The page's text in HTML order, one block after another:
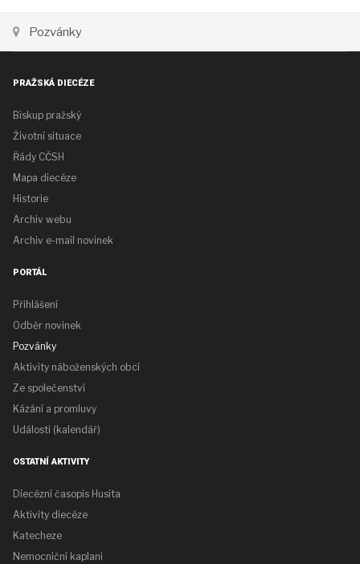
Pozvánky
PRAŽSKÁ DIECÉZE
Biskup pražský
Životní situace
Řády CČSH
Mapa diecéze
Historie
Archiv webu
Archiv e-mail novinek
PORTÁL
Přihlášení
Odběr novinek
Pozvánky
Aktivity náboženských obcí
Ze společenství
Kázání a promluvy
Události (kalendář)
OSTATNÍ AKTIVITY
Diecézní časopis Husita
Aktivity diecéze
Katecheze
Nemocniční kaplani